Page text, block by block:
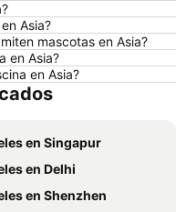
en Roma
en Cojimies
en Zorritos
en Panamá
en Guatemala
en Colombia
en Manabí
Asia?
mascotas en Asia?
en Asia?
en Asia?
en Singapur
en Delhi
en Shenzhen